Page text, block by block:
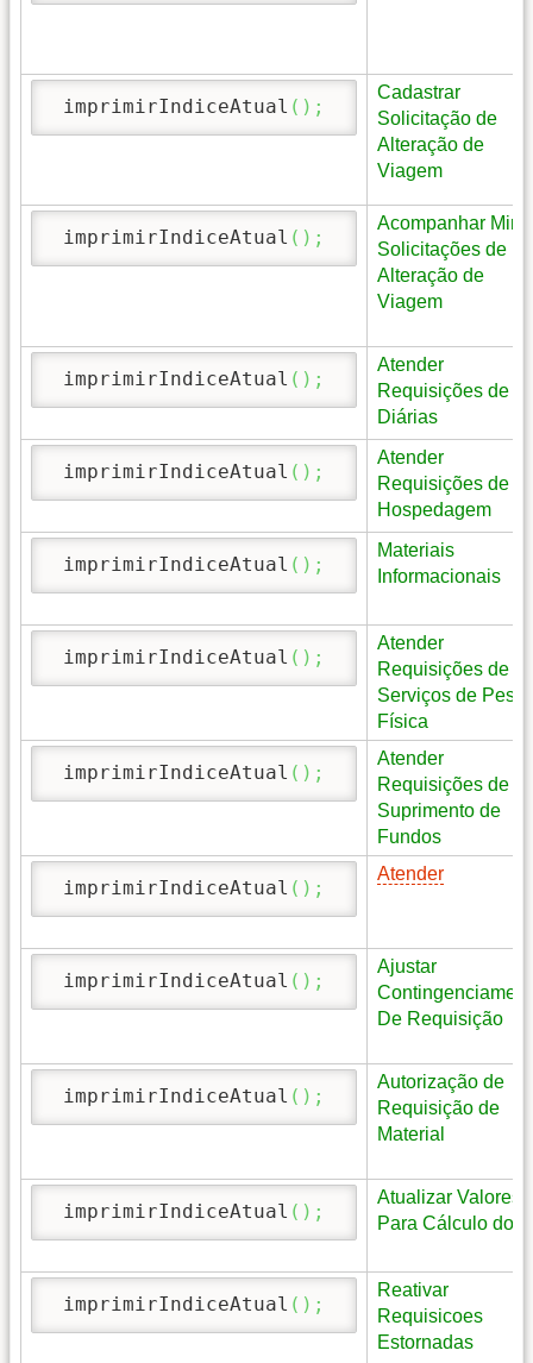
imprimirIndiceAtual ( ) ;
Cadastrar
Solicitação de
Alteração de
Viagem
imprimirIndiceAtual ( ) ;
Acompanhar
Solicitações de
Alteração de
Viagem
imprimirIndiceAtual ( ) ;
Atender
Requisições de
Diárias
imprimirIndiceAtual ( ) ;
Atender
Requisições de
Hospedagem
imprimirIndiceAtual ( ) ;
Materiais
Informacionais
imprimirIndiceAtual ( ) ;
Atender
Requisições de
Serviços de
Física
imprimirIndiceAtual ( ) ;
Atender
Requisições de
Suprimento de
Fundos
imprimirIndiceAtual ( ) ;
Atender
imprimirIndiceAtual ( ) ;
Ajustar
De Requisição
imprimirIndiceAtual ( ) ;
Autorização de
Requisição de
Material
imprimirIndiceAtual ( ) ;
Atualizar Valores
Para Cálculo do
imprimirIndiceAtual ( ) ;
Reativar
Requisicoes
Estornadas